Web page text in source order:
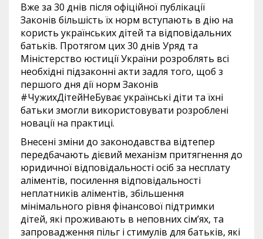
Вже за 30 днів після офіційної публікації
Законів більшість їх норм вступають в дію на
користь українських дітей та відповідальних
батьків. Протягом цих 30 днів Уряд та
Міністерство юстиції України розроблять всі
необхідні підзаконні акти задля того, щоб з
першого дня дії норм Законів
#ЧужихДітейНеБуває українські діти та їхні
батьки змогли використовувати розроблені
новації на практиці.
Внесені зміни до законодавства відтепер
передбачають дієвий механізм притягнення до
юридичної відповідальності осіб за несплату
аліментів, посилення відповідальності
неплатників аліментів, збільшення
мінімального рівня фінансової підтримки
дітей, які проживають в неповних сім’ях, та
запровадження пільг і стимулів для батьків, які